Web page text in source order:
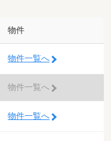
物件
物件一覧へ
物件一覧へ
物件一覧へ